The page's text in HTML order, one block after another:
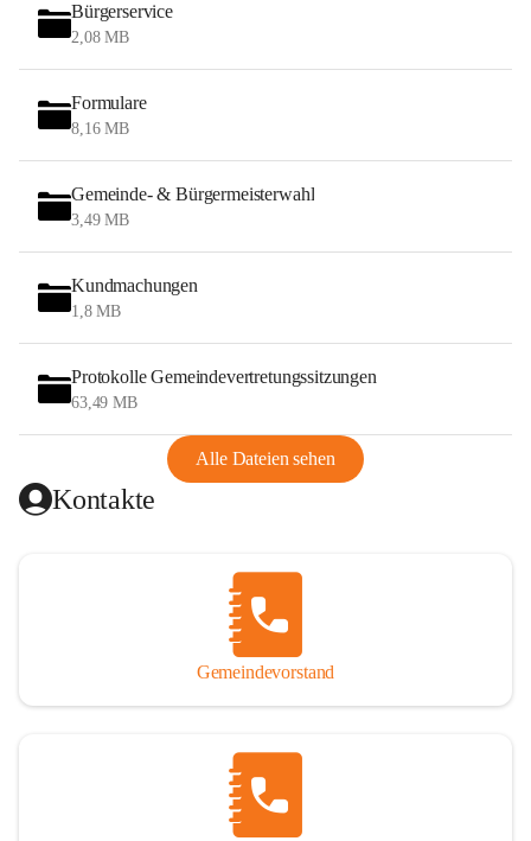
Bürgerservice
2,08 MB
Formulare
8,16 MB
Gemeinde- & Bürgermeisterwahl
3,49 MB
Kundmachungen
1,8 MB
Protokolle Gemeindevertretungssitzungen
63,49 MB
Alle Dateien sehen
Kontakte
Gemeindevorstand